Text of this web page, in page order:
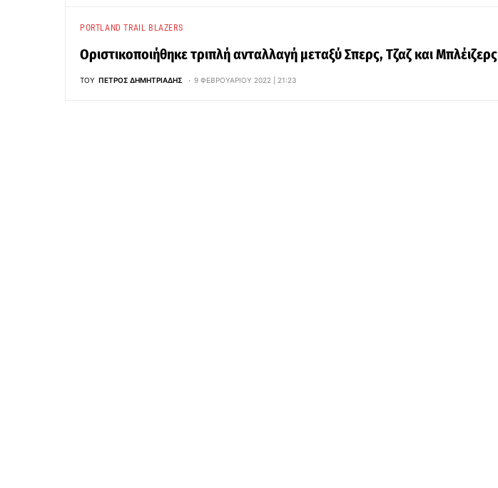
PORTLAND TRAIL BLAZERS
Οριστικοποιήθηκε τριπλή ανταλλαγή μεταξύ Σπερς, Τζαζ και Μπλέιζερς
ΤΟΥ ΠΈΤΡΟΣ ΔΗΜΗΤΡΙΆΔΗΣ 9 ΦΕΒΡΟΥΑΡΊΟΥ 2022 | 21:23